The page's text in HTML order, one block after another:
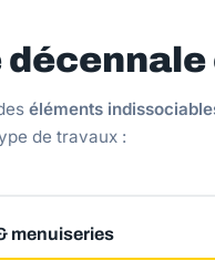
éléments
de travaux :
menuiseries